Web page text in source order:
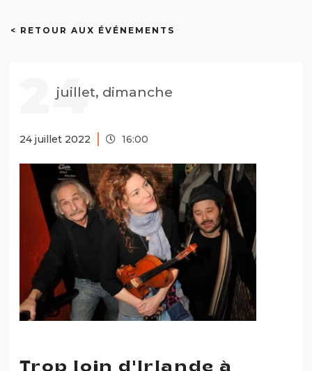
< RETOUR AUX ÉVÉNEMENTS
24
juillet, dimanche
24 juillet 2022 16:00